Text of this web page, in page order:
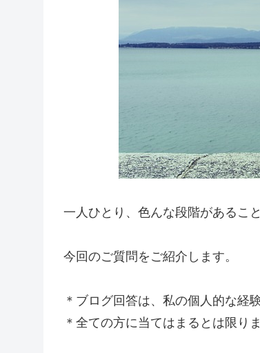
一人ひとり、色んな段階があるこ
今回のご質問をご紹介します。
＊ブログ回答は、私の個人的な経
＊全ての方に当てはまるとは限り